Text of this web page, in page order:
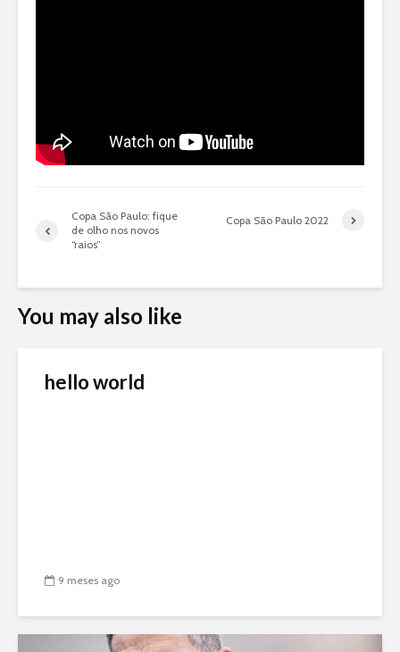
Copa São Paulo: fique
de olho nos novos
“raios”
Copa São Paulo 2022
You may also like
hello world
9 meses ago